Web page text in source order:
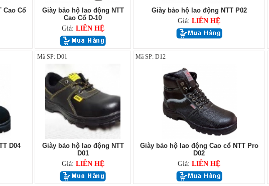
Cao Cổ
Giày bảo hộ lao động NTT
Cao Cổ D-10
Giá: LIÊN HỆ
Giày bảo hộ lao động NTT P02
Giá: LIÊN HỆ
D04
Mã SP: D01
Giày bảo hộ lao động NTT
D01
Giá: LIÊN HỆ
Mã SP: D12
Giày bảo hộ lao động Cao cổ NTT Pro
D02
Giá: LIÊN HỆ